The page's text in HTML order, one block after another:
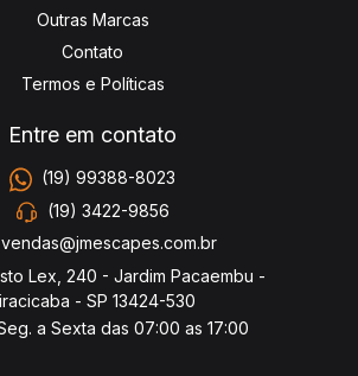
Outras Marcas
Contato
Termos e Políticas
Entre em contato
(19) 99388-8023
(19) 3422-9856
vendas@jmescapes.com.br
Lex, 240 - Jardim Pacaembu -
- SP 13424-530
a Sexta das 07:00 as 17:00